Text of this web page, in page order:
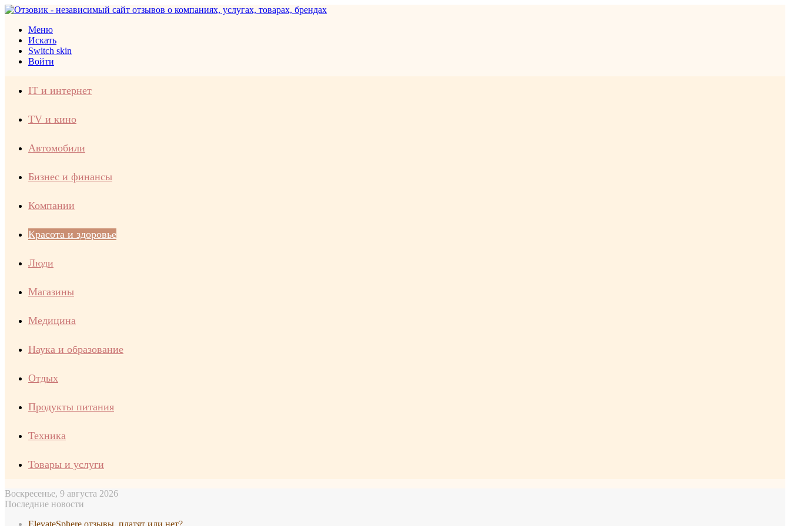
Меню
Искать
Switch skin
Войти
IT и интернет
TV и кино
Автомобили
Бизнес и финансы
Компании
Красота и здоровье
Люди
Магазины
Медицина
Наука и образование
Отдых
Продукты питания
Техника
Товары и услуги
Воскресенье, 9 августа 2026
Последние новости
ElevateSphere отзывы, платят или нет?